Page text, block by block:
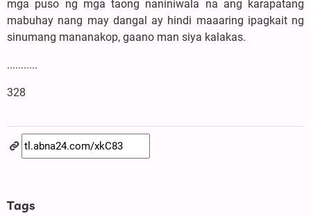
mga puso ng mga taong naniniwala na ang karapatang
mabuhay nang may dangal ay hindi maaaring ipagkait ng
sinumang mananakop, gaano man siya kalakas.
...........
328
Tags